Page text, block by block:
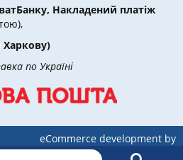
Накладений платіж
Харкову)
по Україні
eCommerce development by